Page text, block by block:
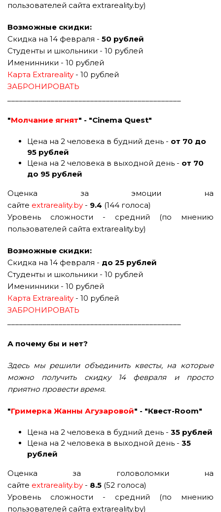
пользователей сайта extrareality.by)
Возможные скидки:
Скидка на 14 февраля - 50 рублей
Студенты и школьники - 10 рублей
Именинники - 10 рублей
Карта Extrareality - 10 рублей
ЗАБРОНИРОВАТЬ
"Молчание ягнят" - "Cinema Quest"
Цена на 2 человека в будний день - от 70 до
95 рублей
Цена на 2 человека в выходной день - от 70
до 95 рублей
Оценка за эмоции на
сайте extrareality.by - 9.4 (144 голоса)
Уровень сложности - средний (по мнению
пользователей сайта extrareality.by)
Возможные скидки:
Скидка на 14 февраля - до 25 рублей
Студенты и школьники - 10 рублей
Именинники - 10 рублей​
Карта Extrareality - 10 рублей
ЗАБРОНИРОВАТЬ
А почему бы и нет?
Здесь мы решили объединить квесты, на которые
можно получить скидку 14 февраля и просто
приятно провести время.
"Гримерка Жанны Агузаровой" - "Квест-Room"
Цена на 2 человека в будний день - 35 рублей
Цена на 2 человека в выходной день - 35
рублей
Оценка за головоломки на
сайте extrareality.by - 8.5 (52 голоса)
Уровень сложности - средний (по мнению
пользователей сайта extrareality.by)